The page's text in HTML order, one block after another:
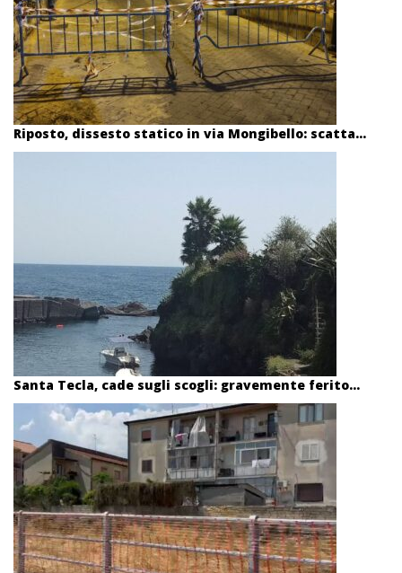
Riposto, dissesto statico in via Mongibello: scatta...
Santa Tecla, cade sugli scogli: gravemente ferito...